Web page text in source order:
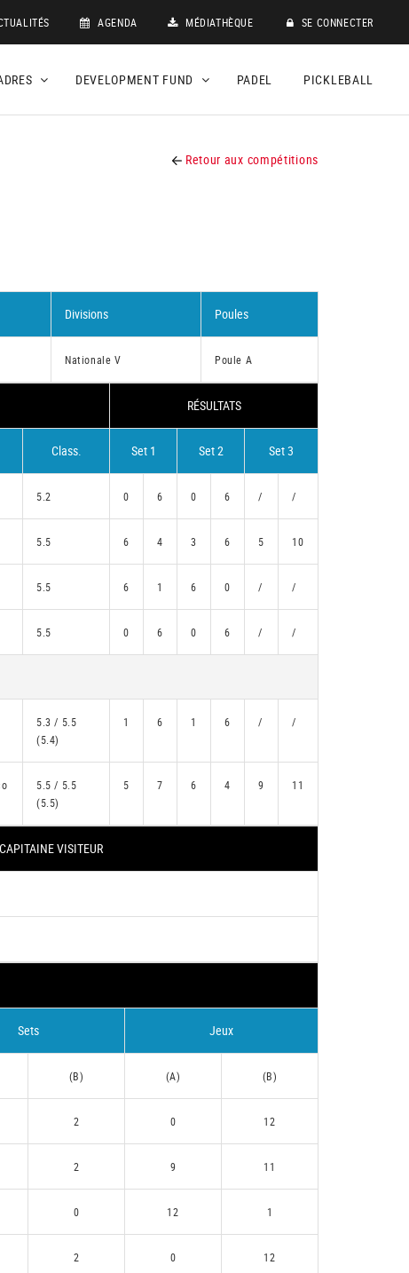
AGENDA MÉDIATHÈQUE SE CONNECTER
DEVELOPMENT FUND PADEL PICKLEBALL
Retour aux compétitions
Divisions Poules
Nationale V Poule A
RÉSULTATS
Class. Set 1 Set 2 Set 3
5.2 0 6 0 6 / /
5.5 6 4 3 6 5 10
5.5 6 1 6 0 / /
5.5 0 6 0 6 / /
5.3 / 5.5
(5.4)
1 6 1 6 / /
5.5 / 5.5
(5.5)
5 7 6 4 9 11
CAPITAINE VISITEUR
Sets Jeux
(B) (A) (B)
2 0 12
2 9 11
0 12 1
2 0 12